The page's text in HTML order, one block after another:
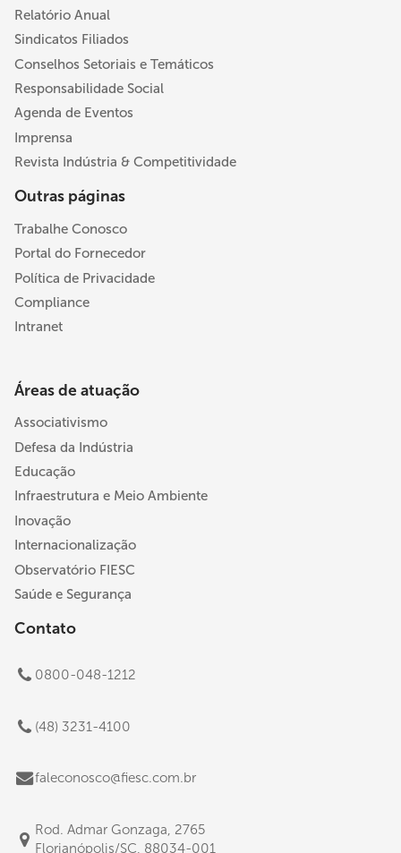
Relatório Anual
Sindicatos Filiados
Conselhos Setoriais e Temáticos
Responsabilidade Social
Agenda de Eventos
Imprensa
Revista Indústria & Competitividade
Outras páginas
Trabalhe Conosco
Portal do Fornecedor
Política de Privacidade
Compliance
Intranet
Áreas de atuação
Associativismo
Defesa da Indústria
Educação
Infraestrutura e Meio Ambiente
Inovação
Internacionalização
Observatório FIESC
Saúde e Segurança
Contato
0800-048-1212
(48) 3231-4100
faleconosco@fiesc.com.br
Rod. Admar Gonzaga, 2765
Florianópolis/SC, 88034-001